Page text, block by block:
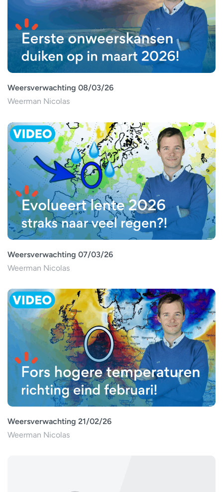
Weersverwachting 08/03/26
Weerman Nicolas
Weersverwachting 07/03/26
Weerman Nicolas
Weersverwachting 21/02/26
Weerman Nicolas